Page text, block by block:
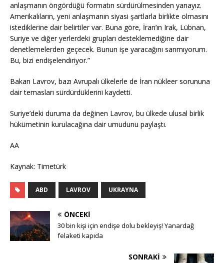
anlaşmanın öngördüğü formatın sürdürülmesinden yanayız.
Amerikalıların, yeni anlaşmanın siyasi şartlarla birlikte olmasını
istediklerine dair belirtiler var. Buna göre, İran’ın Irak, Lübnan,
Suriye ve diğer yerlerdeki grupları desteklemediğine dair
denetlemelerden geçecek. Bunun işe yaracağını sanmıyorum.
Bu, bizi endişelendiriyor.”
Bakan Lavrov, bazı Avrupalı ülkelerle de İran nükleer sorununa
dair temasları sürdürdüklerini kaydetti.
Suriye’deki duruma da değinen Lavrov, bu ülkede ulusal birlik
hükümetinin kurulacağına dair umudunu paylaştı.
AA
Kaynak: Timetürk
ABD LAVROV UKRAYNA
ÖNCEKI
30 bin kişi için endişe dolu bekleyiş! Yanardağ
felaketi kapıda
SONRAKI